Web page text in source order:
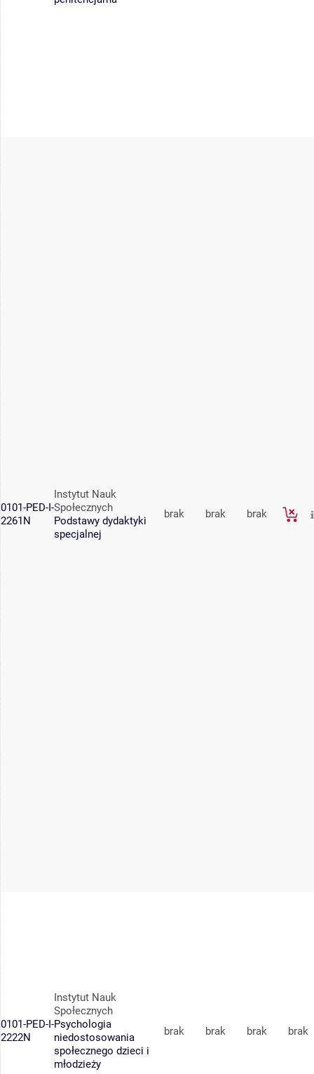
0101-PED-I-
2261N
Instytut Nauk
Społecznych
Podstawy dydaktyki
specjalnej
brak brak brak
0101-PED-I-
2222N
Instytut Nauk
Społecznych
Psychologia
niedostosowania
społecznego dzieci i
młodzieży
brak brak brak brak